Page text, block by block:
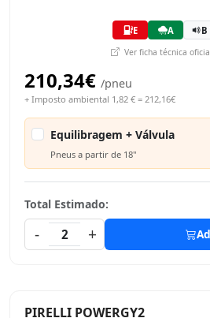
E A B
Ver ficha técnica oficial
210,34€ /pneu
+ Imposto ambiental 1,82 € = 212,16€
Equilibragem + Válvula
Pneus a partir de 18"
Total Estimado:
-
2 +
PIRELLI POWERGY2